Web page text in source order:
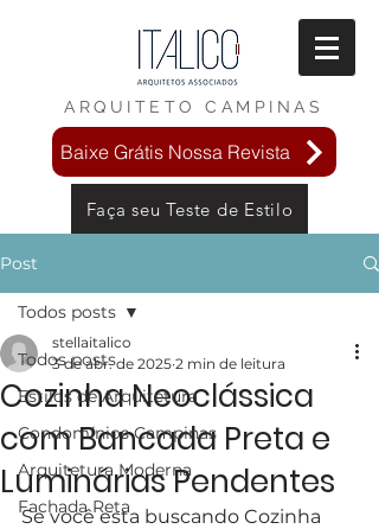
ARQUITETO CAMPINAS
Baixe Grátis Nossa Revista
Faça seu Teste de Estilo
Post
Todos posts
Estilos de Arquitetura
Condomínios Campinas
Arquitetura Moderna
Fachada Reta
Todos posts
Cozinha Neoclássica
com Bancada Preta e
Luminárias Pendentes
stellaitalico
3 de abr. de 2025 2 min de leitura
Se você esta buscando Cozinha